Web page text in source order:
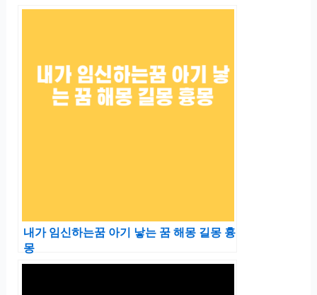
내가 임신하는꿈 아기 낳는 꿈 해몽 길몽 흉
몽